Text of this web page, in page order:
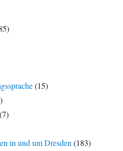
(15)
(7)
in und um Dresden (183)